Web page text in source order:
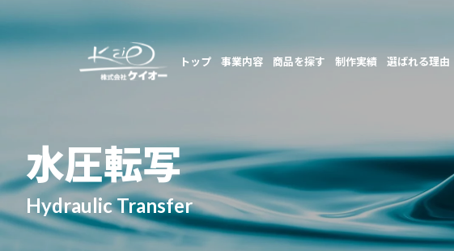
トップ 事業内容 商品を探す 制作実績 選ばれる理由
水圧転写
Hydraulic Transfer